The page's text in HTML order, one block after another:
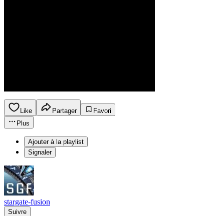
Like Partager
Favori
Plus
Ajouter à la playlist
Signaler
stargate-fusion
Suivre